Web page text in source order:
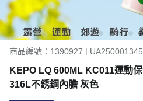
商品編號：1390927 |
KEPO LQ 600ML KC011運動
316L不銹鋼內膽 灰色